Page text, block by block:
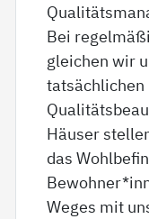
Bei
gleichen wir
tatsächlichen
Häuser
das
Weges mit